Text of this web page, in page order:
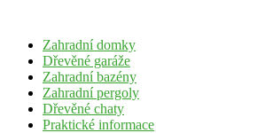
Zahradní domky
Dřevěné garáže
Zahradní bazény
Zahradní pergoly
Dřevěné chaty
Praktické informace